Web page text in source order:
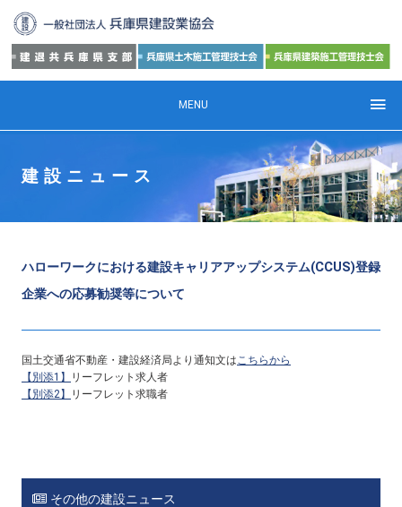
MENU
建設ニュース
ハローワークにおける建設キャリアアップシステム(CCUS)登録
企業への応募勧奨等について
国土交通省不動産・建設経済局より通知文はこちらから
【別添1】
リーフレット求人者
【別添2】
リーフレット求職者
その他の建設ニュース